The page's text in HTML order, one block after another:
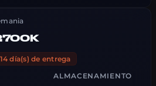
día(s) de entrega
ALMACENAMIENTO